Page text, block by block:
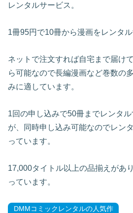
レンタルサービス。
1冊95円で10冊から漫画をレンタ
ネットで注文すれば自宅まで届け
ら可能なので長編漫画など巻数の
みに適しています。
1回の申し込みで50冊までレンタ
が、同時申し込み可能なのでレン
っています。
17,000タイトル以上の品揃えがあ
っています。
DMMコミックレンタルの人気作